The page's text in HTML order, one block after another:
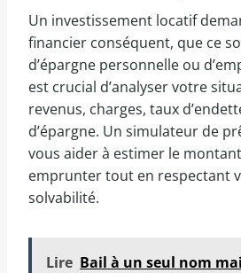
Un investissement locatif
financier conséquent, que ce
d’épargne personnelle ou
est crucial d’analyser votre
revenus, charges, taux
d’épargne. Un simulateur de
vous aider à estimer le
emprunter tout en respectant
solvabilité.
Lire Bail à un seul nom